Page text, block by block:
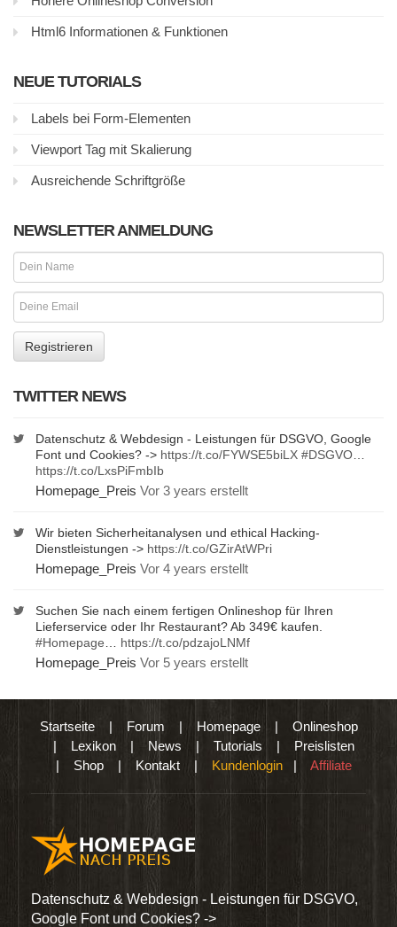
Html6 Informationen & Funktionen
NEUE TUTORIALS
Labels bei Form-Elementen
Viewport Tag mit Skalierung
Ausreichende Schriftgröße
NEWSLETTER ANMELDUNG
TWITTER NEWS
Datenschutz & Webdesign - Leistungen für DSGVO, Google
Font und Cookies? -> https://t.co/FYWSE5biLX #DSGVO
https://t.co/LxsPiFmbIb
Homepage_Preis Vor 3 years erstellt
Wir bieten Sicherheitanalysen und ethical Hacking-
Dienstleistungen -> https://t.co/GZirAtWPri
Homepage_Preis Vor 4 years erstellt
Suchen Sie nach einem fertigen Onlineshop für Ihren
Lieferservice oder Ihr Restaurant? Ab 349€ kaufen.
#Homepage
https://t.co/pdzajoLNMf
Homepage_Preis Vor 5 years erstellt
Startseite| Forum | Homepage| Onlineshop
| Lexikon | News | Tutorials | Preislisten
| Shop | Kontakt | Kundenlogin | Affiliate
Datenschutz & Webdesign - Leistungen für DSGVO,
Google Font und Cookies? ->